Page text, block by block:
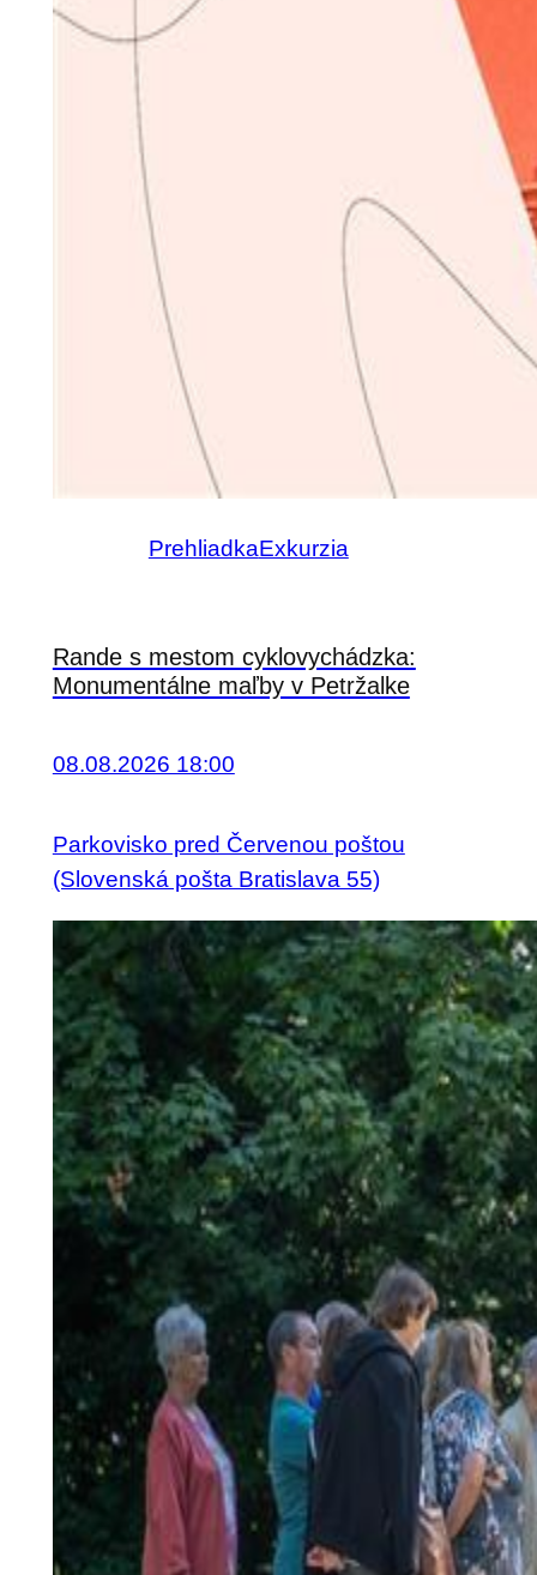
PrehliadkaExkurzia
Rande s mestom cyklovychádzka:
Monumentálne maľby v Petržalke
08.08.2026 18:00
Parkovisko pred Červenou poštou
(Slovenská pošta Bratislava 55)